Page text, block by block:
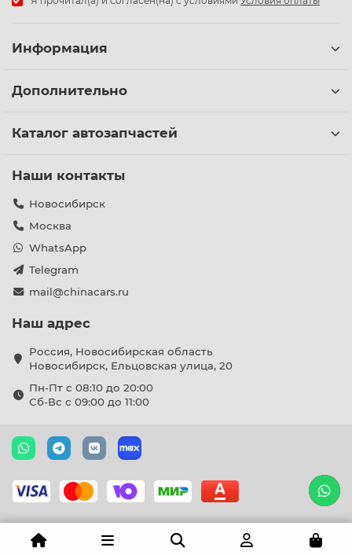
Информация
Дополнительно
Каталог автозапчастей
Наши контакты
Новосибирск
Москва
WhatsApp
Telegram
mail@chinacars.ru
Наш адрес
Россия, Новосибирская область
Новосибирск, Ельцовская улица, 20
Пн-Пт с 08:10 до 20:00
Сб-Вс с 09:00 до 11:00